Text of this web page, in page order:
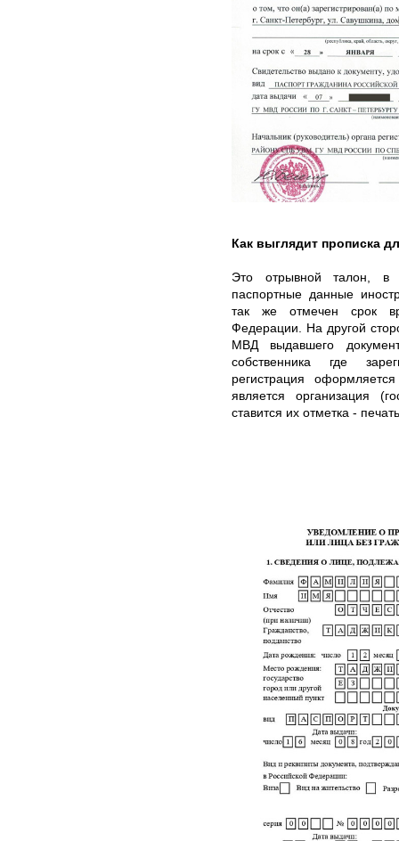
Как выглядит прописка
Это отрывной талон, в
паспортные данные
так же отмечен срок
Федерации. На другой
МВД выдавшего
собственника где
регистрация
является организация
ставится их отметка -